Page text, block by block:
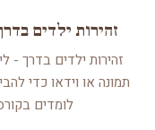
זהירות ילדים
זהירות ילדים בדרך -
תמונה או וידאו כדי
לומדים